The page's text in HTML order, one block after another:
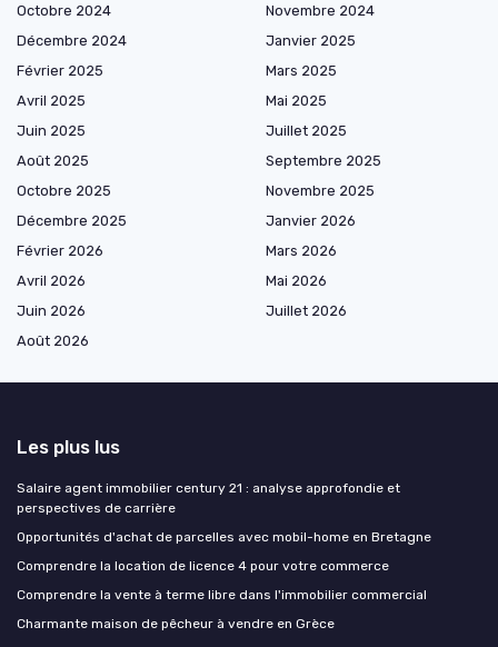
Octobre 2024
Novembre 2024
Décembre 2024
Janvier 2025
Février 2025
Mars 2025
Avril 2025
Mai 2025
Juin 2025
Juillet 2025
Août 2025
Septembre 2025
Octobre 2025
Novembre 2025
Décembre 2025
Janvier 2026
Février 2026
Mars 2026
Avril 2026
Mai 2026
Juin 2026
Juillet 2026
Août 2026
Les plus lus
Salaire agent immobilier century 21 : analyse approfondie et
perspectives de carrière
Opportunités d'achat de parcelles avec mobil-home en Bretagne
Comprendre la location de licence 4 pour votre commerce
Comprendre la vente à terme libre dans l'immobilier commercial
Charmante maison de pêcheur à vendre en Grèce